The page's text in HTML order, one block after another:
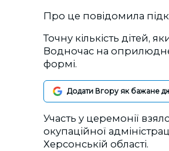
Про це повідомила
Точну кількість дітей,
Водночас на
формі.
Додати Вгору як бажане
Участь у церемонії
окупаційної
Херсонській області.